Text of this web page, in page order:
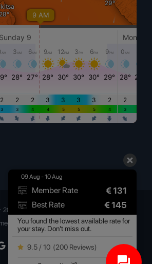
2026 | Ilia Mare Hotel | All Rights Reserved |
& Digital Marketing byGretor
GoogleThreadsYouTubePinterestLinkedInTelegramMedium
Flickr Email
09 Aug - 10 Aug
Member Rate € 131
Best Rate € 145
You found the lowest available rate for
your stay. Don't miss out.
9.5 / 10 (200 Reviews)